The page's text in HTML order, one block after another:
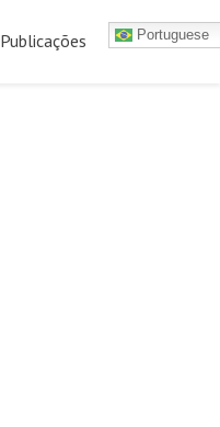
Publicações Portuguese